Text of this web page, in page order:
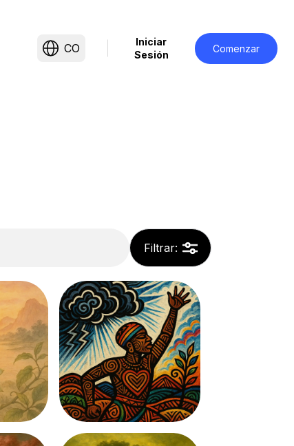
CO
Iniciar
Sesión
Comenzar
Filtrar: